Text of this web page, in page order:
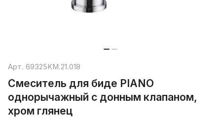
Арт. 69325KM.21.018
Смеситель для биде PIANO
однорычажный с донным клапаном,
хром глянец